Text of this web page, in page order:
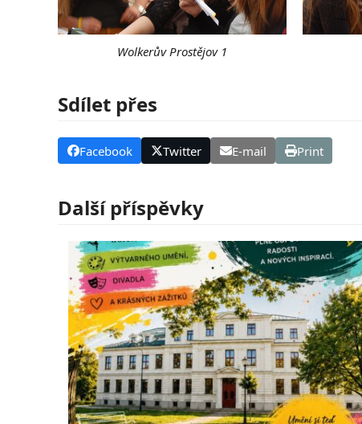
Wolkerův Prostějov 1
Sdílet přes
Facebook Twitter E-mail Print
Další příspěvky